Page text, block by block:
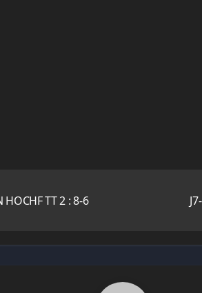
HOCHF TT 2 : 8-6